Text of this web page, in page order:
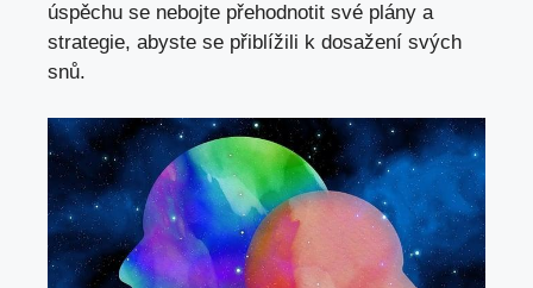
úspěchu se nebojte přehodnotit své plány a
strategie, abyste se přiblížili k dosažení svých
snů.